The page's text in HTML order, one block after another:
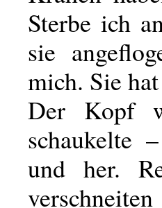
Sterbe ich
sie
mich. Sie
Der Kopf
schaukelte
und her.